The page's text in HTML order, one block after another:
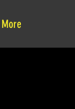
More